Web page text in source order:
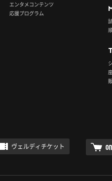
エンタメコンテンツ
応援プログラム
ヴェルディチケット